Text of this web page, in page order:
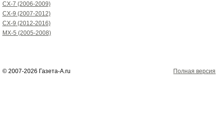
CX-7 (2006-2009)
CX-9 (2007-2012)
CX-9 (2012-2016)
MX-5 (2005-2008)
© 2007-2026 Газета-А.ru Полная версия